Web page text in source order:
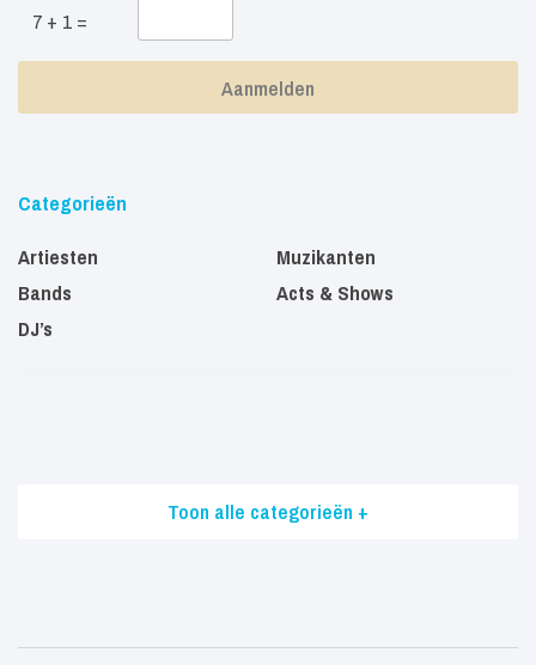
7 + 1 =
Categorieën
Artiesten
Bands
DJ’s
Muzikanten
Acts & Shows
Toon alle categorieën +